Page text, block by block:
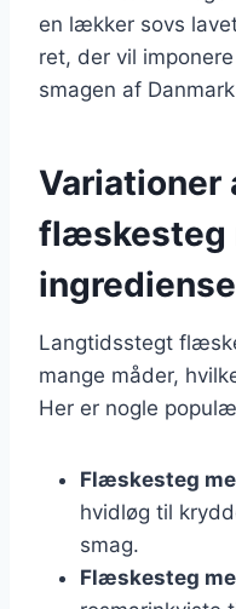
en lækker sovs
ret, der vil
smagen af
flæskesteg
Langtidsstegt
mange måder,
Her er nogle
Flæskesteg
hvidløg til
smag.
Flæskesteg